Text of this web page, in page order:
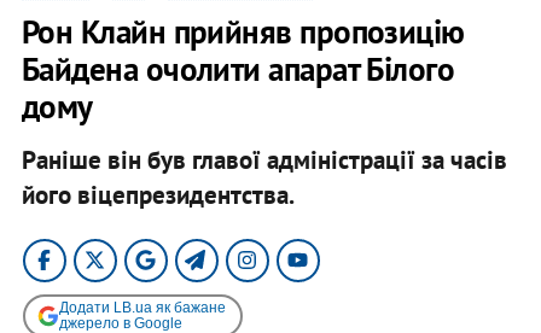
Рон Клайн прийняв пропозицію
Байдена очолити апарат Білого
дому
Раніше він був главої адміністрації за часів
його віцепрезидентства.
Додати LB.ua як бажане
джерело в Google